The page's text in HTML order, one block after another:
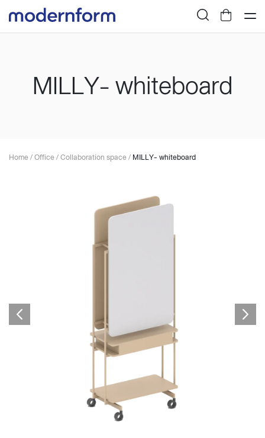
MILLY- whiteboard
Home/Office/Collaboration space/MILLY- whiteboard